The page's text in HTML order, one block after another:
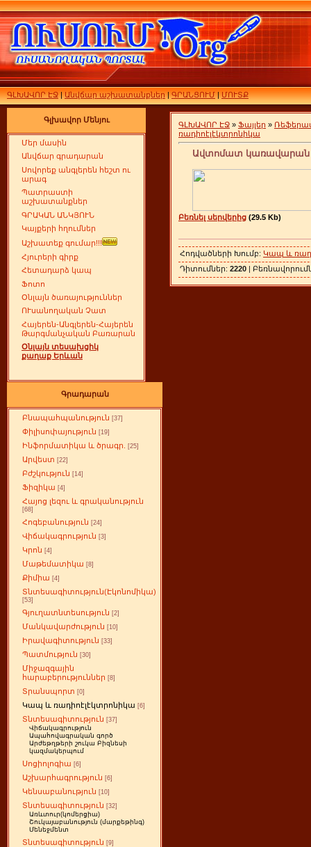
ԳԼԽԱՎՈՐ ԷՋ|Անվճար աշխատանքներ|ԳՐԱՆՑՈՒՄ|ՄՈՒՏՔ
Գլխավոր Մենյու
Մեր մասին
Անվճար գրադարան
Սովորեք անգլերեն հեշտ ու
արագ
Պատրաստի
աշխատանքներ
ԳՐԱԿԱՆ ԱՆԿՅՈՒՆ
Կայքերի հղումներ
Աշխատեք գումար!!!
Հյուրերի գիրք
Հետադարձ կապ
Ֆոտո
Օնլայն ծառայություններ
ՈՒսանողական Չատ
Հայերեն-Անգլերեն-Հայերեն
Թարգմանչական Բառարան
Օնլայն տեսախցիկ
քաղաք Երևան
Գրադարան
Բնապահպանություն [37]
Փիլիսոփայություն [19]
Ինֆորմատիկա և ծրագր. [25]
Արվեստ [22]
Բժշկություն [14]
Ֆիզիկա [4]
Հայոց լեզու և գրականություն
[68]
Հոգեբանություն [24]
Վիճակագրություն [3]
Կրոն [4]
Մաթեմատիկա [8]
Քիմիա [4]
Տնտեսագիտություն(Էկոնոմիկա)
[53]
Գյուղատնտեսություն [2]
Մանկավարժություն [10]
Իրավագիտություն [33]
Պատմություն [30]
Միջազգային
հարաբերություններ [8]
Տրանսպորտ [0]
Կապ և ռադիոէլէկտրոնիկա [6]
Տնտեսագիտություն [37]
Վիճակագրություն
Ապահովագրական գործ
Արժեթղթերի շուկա Բիզնեսի
կազմակերպում
Սոցիոլոգիա [6]
Աշխարհագրություն [6]
Կենսաբանություն [10]
Տնտեսագիտություն [32]
Առևտուր(կոմերցիա)
Շուկայաբանություն (մարքեթինգ)
Մենեջմենտ
Տնտեսագիտություն [9]
ԳԼԽԱՎՈՐ ԷՋ » Ֆայլեր »
ռադիոէլէկտրոնիկա
Ավտոմատ կառավարան
Բեռնել սերվերից (29.5 Kb)
Հոդվածների Խումբ: Կապ և
Դիտումներ: 2220 |